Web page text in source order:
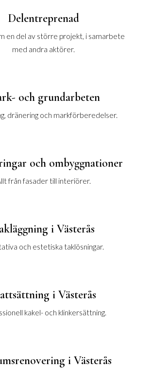
Delentreprenad
en del av större projekt, i samarbete
med andra aktörer.
och grundarbeten
dränering och markförberedelser.
och ombyggnationer
från fasader till interiörer.
i Västerås
och estetiska taklösningar.
i Västerås
kakel- och klinkersättning.
i Västerås